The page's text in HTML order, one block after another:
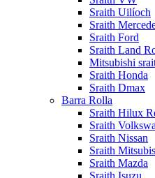
Sraith Uilíoch
Sraith
Sraith Ford
Sraith Land
Mitsubishi
Sraith Honda
Sraith Dmax
Barra Rolla
Sraith Hilux
Sraith
Sraith Nissan
Sraith
Sraith Mazda
Sraith Isuzu